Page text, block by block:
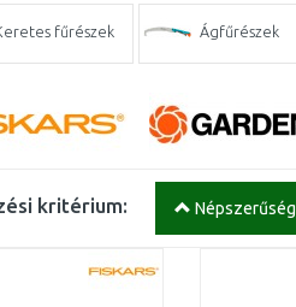
fűrészek Ágfűrészek
kritérium: Népszerűség